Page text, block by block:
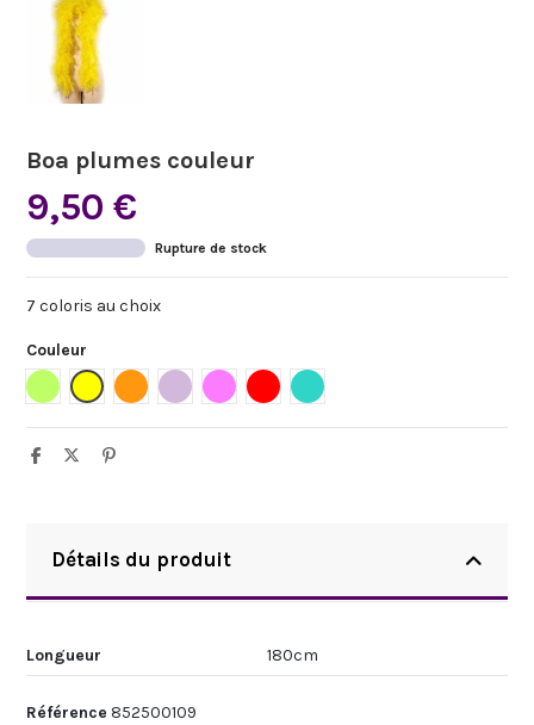
Boa plumes couleur
9,50 €
Rupture de stock
7 coloris au choix
Couleur
Anis
Jaune Orange Parme Rose Rouge Turquoise
Détails du produit
Longueur 180cm
Référence 852500109